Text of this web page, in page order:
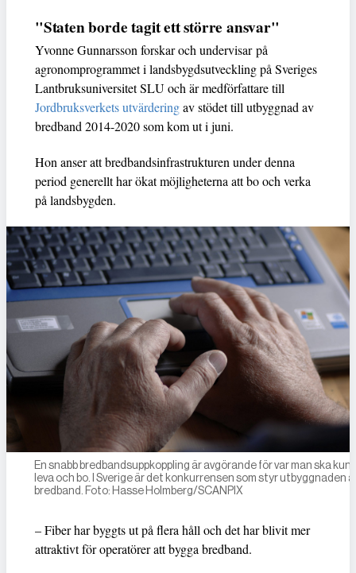
"Staten borde tagit ett större ansvar"
Yvonne Gunnarsson forskar och undervisar på
agronomprogrammet i landsbygdsutveckling på Sveriges
Lantbruksuniversitet SLU och är medförfattare till
Jordbruksverkets utvärderingav stödet till utbyggnad av
bredband 2014-2020 som kom ut i juni.
Hon anser att bredbandsinfrastrukturen under denna
period generellt har ökat möjligheterna att bo och verka
på landsbygden.
En snabb bredbandsuppkoppling är avgörande för var man ska
leva och bo. I Sverige är det konkurrensen som styr utbyggnaden
bredband. Foto: Hasse Holmberg/SCANPIX
– Fiber har byggts ut på flera håll och det har blivit mer
attraktivt för operatörer att bygga bredband.